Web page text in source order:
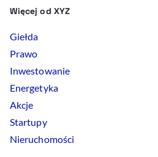
Więcej od XYZ
Giełda
Prawo
Inwestowanie
Energetyka
Akcje
Startupy
Nieruchomości